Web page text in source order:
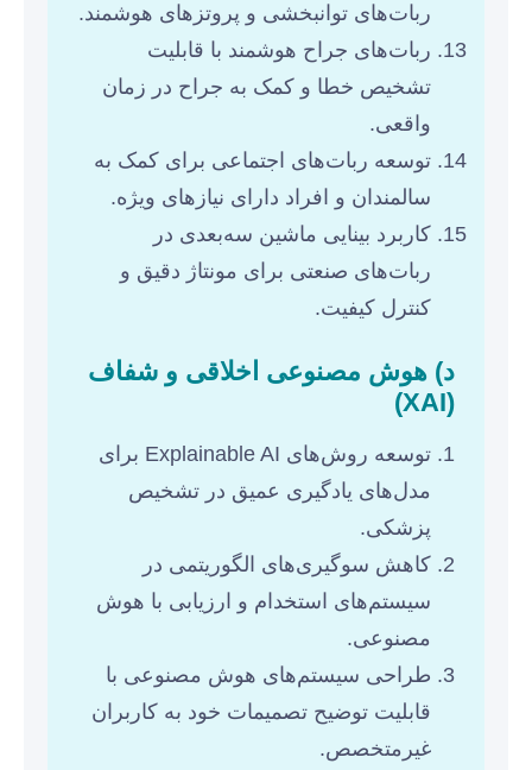
ربات‌های توانبخشی و پروتزهای هوشمند.
ربات‌های جراح هوشمند با قابلیت
تشخیص خطا و کمک به جراح در زمان
واقعی.
توسعه ربات‌های اجتماعی برای کمک به
سالمندان و افراد دارای نیازهای ویژه.
کاربرد بینایی ماشین سه‌بعدی در
ربات‌های صنعتی برای مونتاژ دقیق و
کنترل کیفیت.
د) هوش مصنوعی اخلاقی و شفاف
(XAI)
توسعه روش‌های Explainable AI برای
مدل‌های یادگیری عمیق در تشخیص
پزشکی.
کاهش سوگیری‌های الگوریتمی در
سیستم‌های استخدام و ارزیابی با هوش
مصنوعی.
طراحی سیستم‌های هوش مصنوعی با
قابلیت توضیح تصمیمات خود به کاربران
غیرمتخصص.